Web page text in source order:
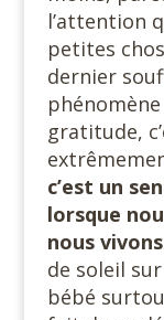
l’attention
petites
dernier
gratitude,
c’est un
lorsque
nous vivons
de soleil sur
bébé